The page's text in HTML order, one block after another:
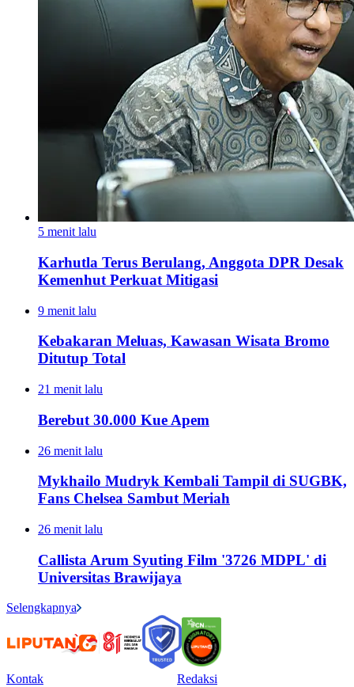
5 menit lalu
Karhutla Terus Berulang, Anggota DPR Desak
Kemenhut Perkuat Mitigasi
9 menit lalu
Kebakaran Meluas, Kawasan Wisata Bromo
Ditutup Total
21 menit lalu
Berebut 30.000 Kue Apem
26 menit lalu
Mykhailo Mudryk Kembali Tampil di SUGBK,
Fans Chelsea Sambut Meriah
26 menit lalu
Callista Arum Syuting Film '3726 MDPL' di
Universitas Brawijaya
Selengkapnya
Kontak
Redaksi